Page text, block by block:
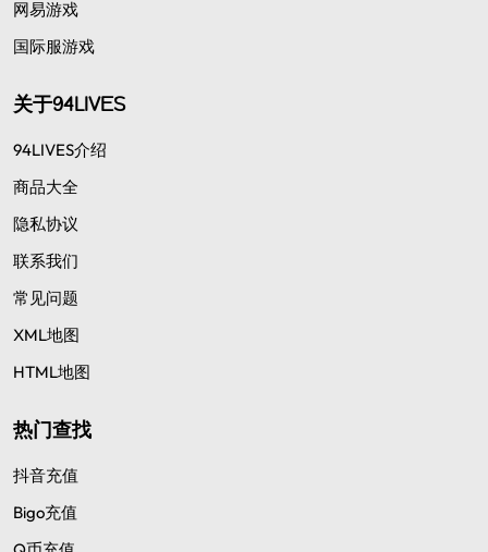
网易游戏
国际服游戏
关于94LIVES
94LIVES介绍
商品大全
隐私协议
联系我们
常见问题
XML地图
HTML地图
热门查找
抖音充值
Bigo充值